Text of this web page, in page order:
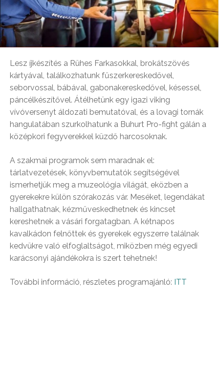
Lesz íjkészítés a Rühes Farkasokkal, brokátszövés
kártyával, találkozhatunk fűszerkereskedővel,
seborvossal, bábával, gabonakereskedővel, késessel,
páncélkészítővel. Átélhetünk egy igazi viking
vívóversenyt áldozati bemutatóval, és a lovagi tornák
hangulatában szurkolhatunk a Buhurt Pro-fight gálán a
középkori fegyverekkel küzdő harcosoknak.
A szakmai programok sem maradnak el:
tárlatvezetések, könyvbemutatók segítségével
ismerhetjük meg a muzeológia világát, eközben a
gyerekekre külön szórakozás vár. Meséket, legendákat
hallgathatnak, kézműveskedhetnek és kincset
kereshetnek a vásári forgatagban. A kétnapos
kavalkádon felnőttek és gyerekek egyszerre találnak
kedvükre való elfoglaltságot, miközben még egyedi
karácsonyi ajándékokra is szert tehetnek!
További információ, részletes programajánló: ITT